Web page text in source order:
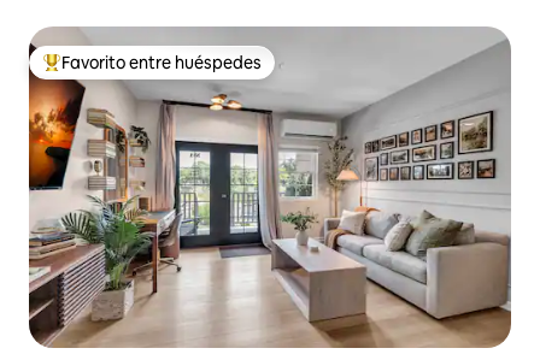
Favorito entre huéspedes preferido
Favorito entre huéspedes